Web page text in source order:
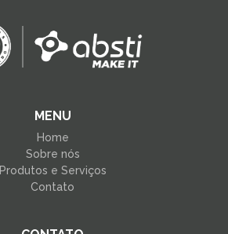
MENU
Home
Sobre nós
Produtos e Serviços
Contato